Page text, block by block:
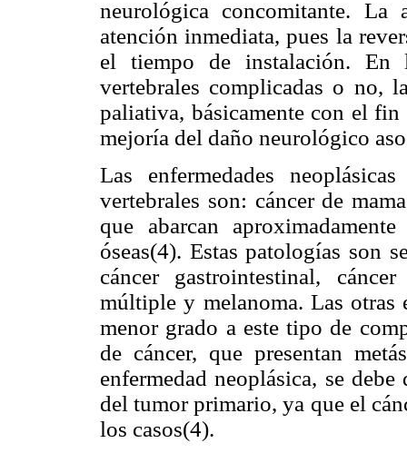
neurológica concomitante. La
atención inmediata, pues la
el tiempo de instalación. En
vertebrales complicadas o no,
paliativa, básicamente con el
mejoría del daño neurológico
Las enfermedades
vertebrales son: cáncer de
que abarcan
óseas(4). Estas patologías son
cáncer gastrointestinal,
múltiple y melanoma. Las otras
menor grado a este tipo de
de cáncer, que presentan
enfermedad neoplásica, se
del tumor primario, ya que el
los casos(4).